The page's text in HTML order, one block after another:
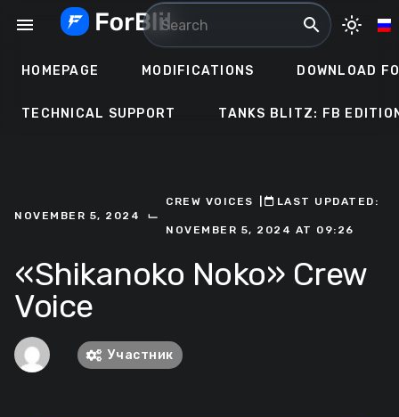
menu search light_mode
HOMEPAGE MODIFICATIONS DOWNLOAD
TECHNICAL SUPPORT TANKS BLITZ: FB
NOVEMBER 5, 2024 ⌙
CREW VOICES ㅤLAST UPDATED:
NOVEMBER 5, 2024 AT 09:26
«Shikanoko Noko» Crew
Voice
Участник